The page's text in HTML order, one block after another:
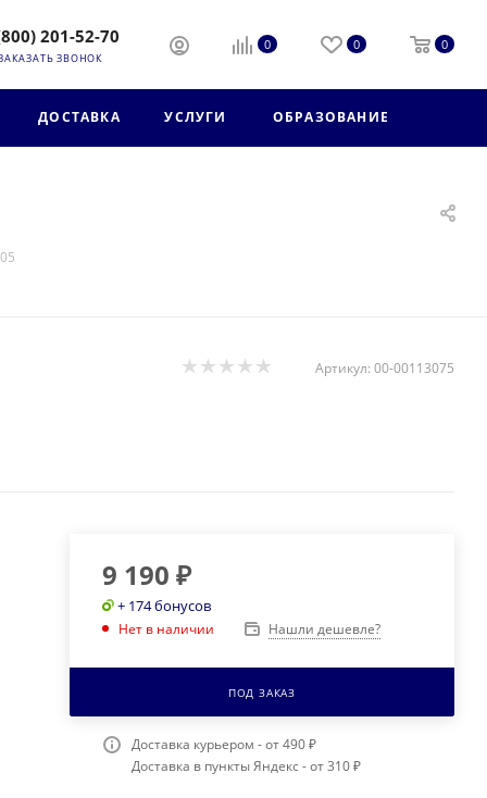
201-52-70
ЗВОНОК
0 0 0
ДОСТАВКА УСЛУГИ ОБРАЗОВАНИЕ
Артикул: 00-00113075
9 190 ₽
+ 174 бонусов
Нет в наличии Нашли дешевле?
ПОД ЗАКАЗ
Доставка курьером - от 490 ₽
Доставка в пункты Яндекс - от 310 ₽